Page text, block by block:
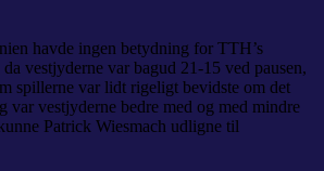
havde ingen betydning for TTH’s
vestjyderne var bagud 21-15 ved pausen,
spillerne var lidt rigeligt bevidste om det
var vestjyderne bedre med og med mindre
Patrick Wiesmach udligne til